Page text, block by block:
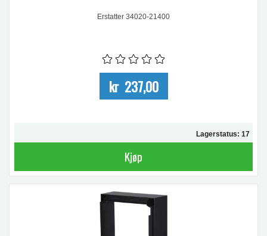
Erstatter 34020-21400
kr 237,00
Lagerstatus: 17
Kjøp